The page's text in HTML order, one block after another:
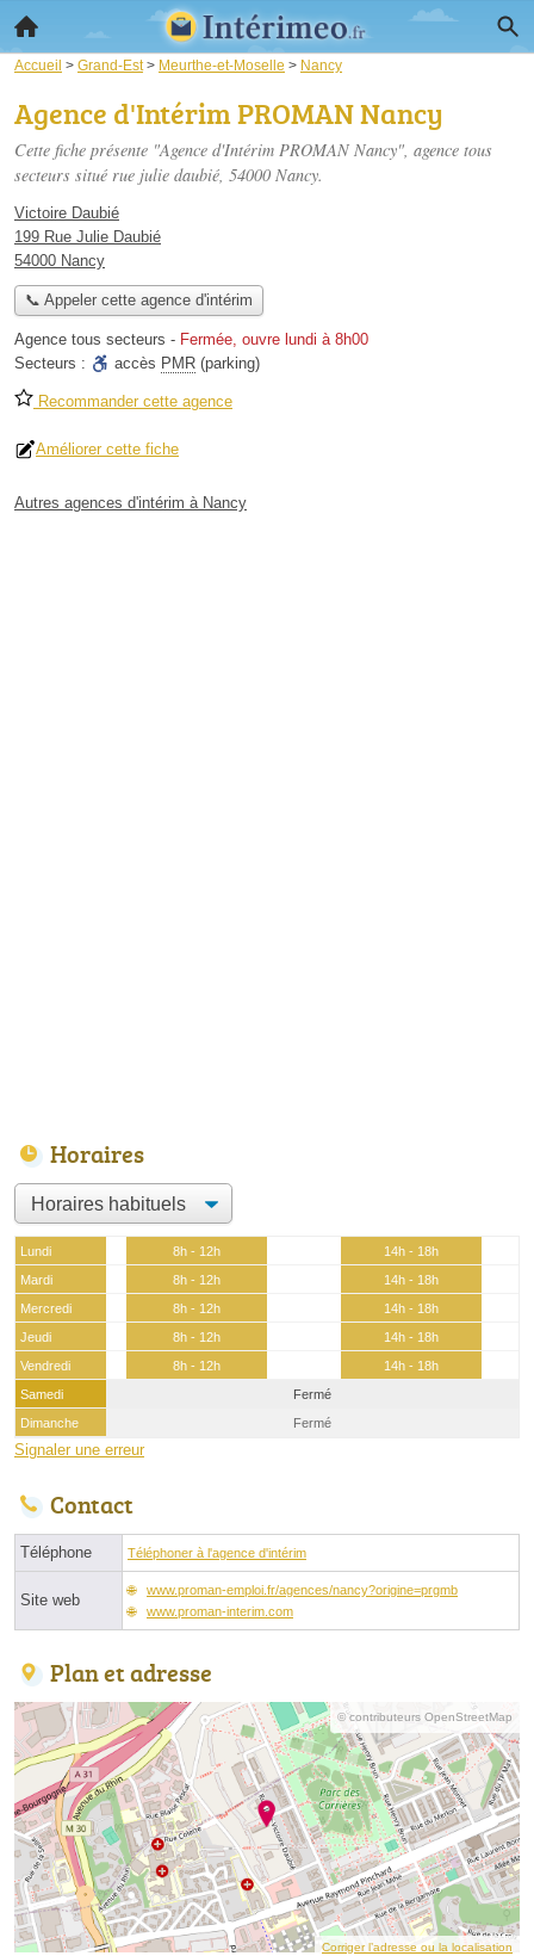
Accueil > Grand-Est> Meurthe-et-Moselle > Nancy
Agence d'Intérim PROMAN Nancy
Cette fiche présente "Agence d'Intérim PROMAN Nancy", agence tous
secteurs situé rue julie daubié, 54000 Nancy.
Victoire Daubié
199 Rue Julie Daubié
54000 Nancy
📞 Appeler cette agence d'intérim
Agence tous secteurs - Fermée, ouvre lundi à 8h00
Secteurs :
accès PMR (parking)
Recommander cette agence
Améliorer cette fiche
Autres agences d'intérim à Nancy
Horaires
Lundi 8h - 12h
14h - 18h
Mardi
8h - 12h
14h - 18h
Mercredi
8h - 12h
14h - 18h
Jeudi
8h - 12h
14h - 18h
Vendredi
8h - 12h
14h - 18h
Samedi
Fermé
Dimanche
Fermé
Signaler une erreur
Contact
Téléphone Téléphoner à l'agence d'intérim
Site web
www.proman-emploi.fr/agences/nancy?origine=prgmb
www.proman-interim.com
Plan et adresse
© contributeurs OpenStreetMap
Corriger l’adresse ou la localisation